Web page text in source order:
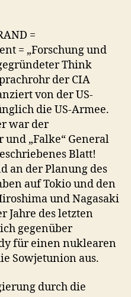
=
= „Forschung und
Think
der CIA
von der US-
die US-Armee.
war der
„Falke“ General
Blatt!
an der Planung des
auf Tokio und den
und Nagasaki
Jahre des letzten
gegenüber
für einen nuklearen
Sowjetunion aus.
durch die